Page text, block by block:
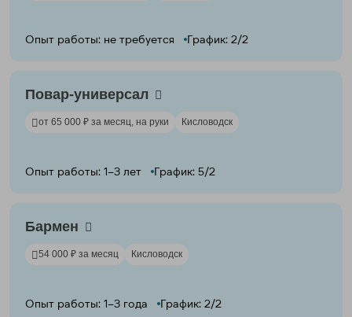
Опыт работы: не требуется График: 2/2
Повар-универсал
от 65 000 ₽ за месяц, на руки Кисловодск
Опыт работы: 1–3 лет График: 5/2
Бармен
54 000 ₽ за месяц Кисловодск
Опыт работы: 1–3 года График: 2/2